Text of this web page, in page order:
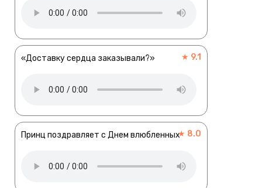
«Доставку сердца заказывали?» ★ 9.1
Принц поздравляет с Днем влюбленных★ 8.0